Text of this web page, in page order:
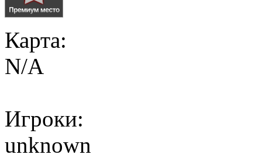
Карта:
N/A
Игроки:
unknown